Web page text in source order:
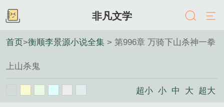
非凡文学
首页>衡顺李景源小说全集 > 第996章 万骑下山杀神一拳
上山杀鬼
超小 小 中 大 超大